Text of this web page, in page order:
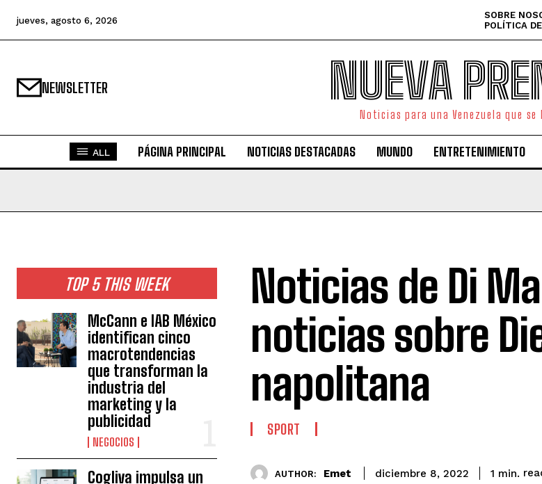
jueves, agosto 6, 2026 SOBRE
POLÍTICA
NEWSLETTER NUEVA
Noticias para una Venezuela que se
ALL PÁGINA PRINCIPAL NOTICIAS DESTACADAS MUNDO ENTRETENIMIENTO
TOP 5 THIS WEEK
McCann e IAB México
identifican cinco
macrotendencias
que transforman la
industria del
marketing y la
publicidad
NEGOCIOS
Cogliva impulsa un
Noticias de Di
noticias sobre
napolitana
SPORT
AUTHOR: Emet diciembre 8, 2022 1 min.